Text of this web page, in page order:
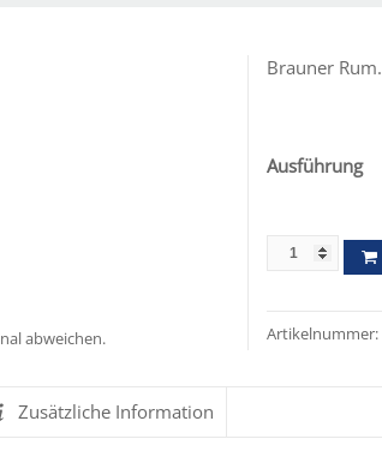
abweichen.
Brauner Rum.
Ausführung
Artikelnummer:
Zusätzliche Information